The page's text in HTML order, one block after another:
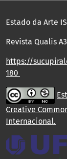
Estado da Arte
Revista Qualis A3
https://
180
Creative
Internacional.